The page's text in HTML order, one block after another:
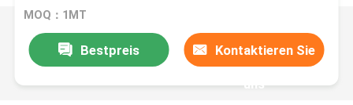
MOQ：1MT
Bestpreis Kontaktieren Sie
uns